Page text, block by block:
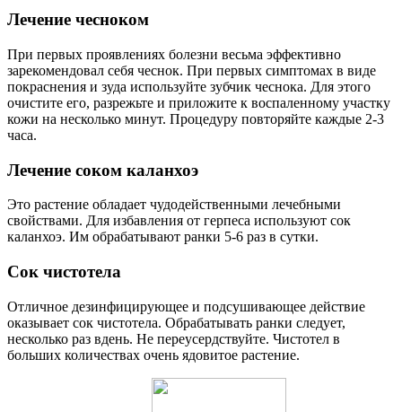
Лечение чесноком
При первых проявлениях болезни весьма эффективно
зарекомендовал себя чеснок. При первых симптомах в виде
покраснения и зуда используйте зубчик чеснока. Для этого
очистите его, разрежьте и приложите к воспаленному участку
кожи на несколько минут. Процедуру повторяйте каждые 2-3
часа.
Лечение соком каланхоэ
Это растение обладает чудодейственными лечебными
свойствами. Для избавления от герпеса используют сок
каланхоэ. Им обрабатывают ранки 5-6 раз в сутки.
Сок чистотела
Отличное дезинфицирующее и подсушивающее действие
оказывает сок чистотела. Обрабатывать ранки следует,
несколько раз вдень. Не переусердствуйте. Чистотел в
больших количествах очень ядовитое растение.